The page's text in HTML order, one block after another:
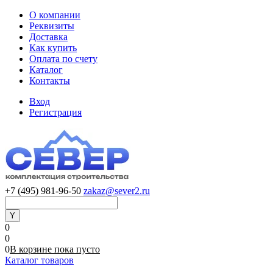
О компании
Реквизиты
Доставка
Как купить
Оплата по счету
Каталог
Контакты
Вход
Регистрация
+7 (495) 981-96-50 zakaz@sever2.ru
0
0
0В корзине пока пусто
Каталог товаров